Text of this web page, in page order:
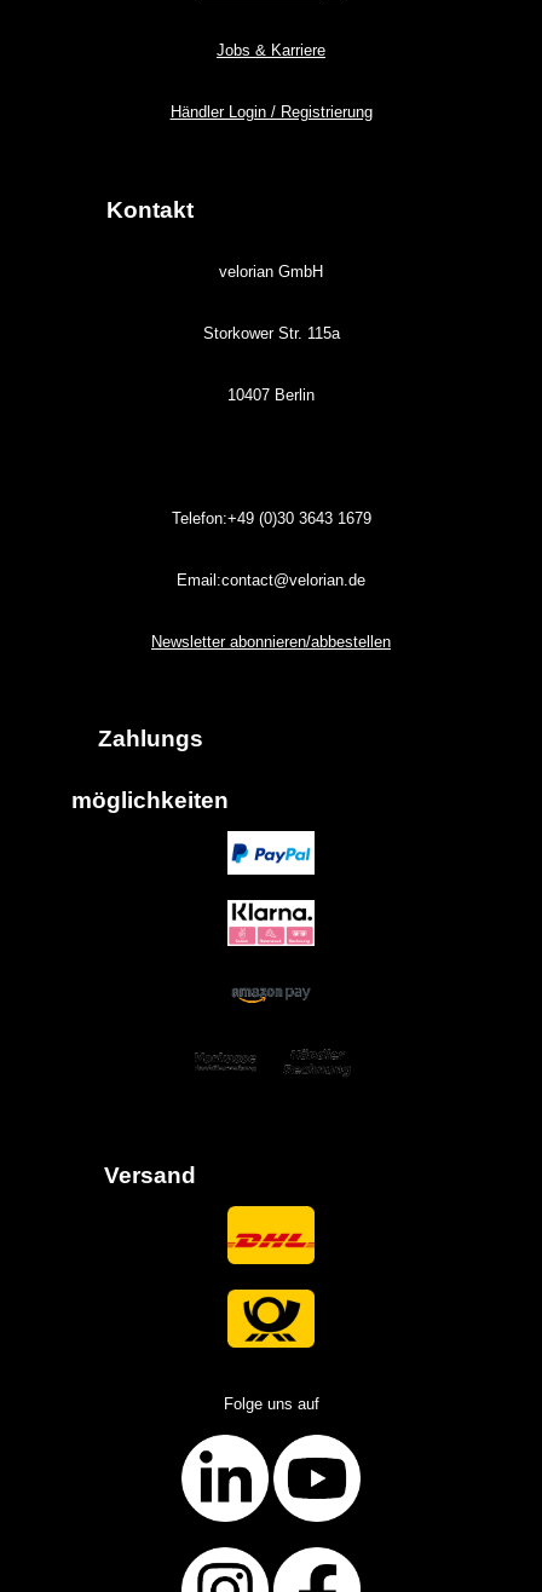
Jobs & Karriere
Händler Login / Registrierung
Kontakt
velorian GmbH
Storkower Str. 115a
10407 Berlin
Telefon:+49 (0)3036431679
Email:contact@velorian.de
Newsletter abonnieren/abbestellen
Zahlungs
möglich keiten
Versand
Folge uns auf